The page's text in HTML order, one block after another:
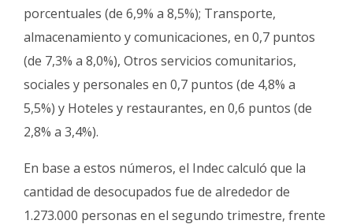
porcentuales (de 6,9% a 8,5%); Transporte,
almacenamiento y comunicaciones, en 0,7 puntos
(de 7,3% a 8,0%), Otros servicios comunitarios,
sociales y personales en 0,7 puntos (de 4,8% a
5,5%) y Hoteles y restaurantes, en 0,6 puntos (de
2,8% a 3,4%).
En base a estos números, el Indec calculó que la
cantidad de desocupados fue de alrededor de
1.273.000 personas en el segundo trimestre, frente